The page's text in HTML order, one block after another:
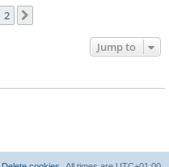
2
Jump to